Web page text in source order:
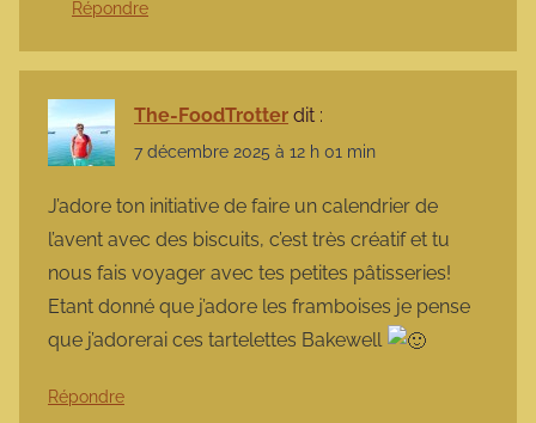
Répondre
The-FoodTrotter dit :
7 décembre 2025 à 12 h 01 min
J’adore ton initiative de faire un calendrier de
l’avent avec des biscuits, c’est très créatif et tu
nous fais voyager avec tes petites pâtisseries!
Etant donné que j’adore les framboises je pense
que j’adorerai ces tartelettes Bakewell
Répondre